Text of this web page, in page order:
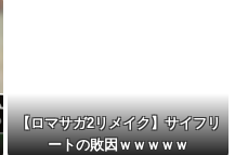
【ロマサガ2リメイク】サイフリ
ートの敗因ｗｗｗｗｗ